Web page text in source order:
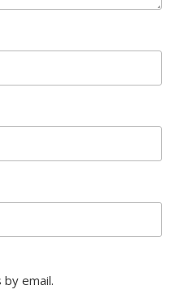
email.